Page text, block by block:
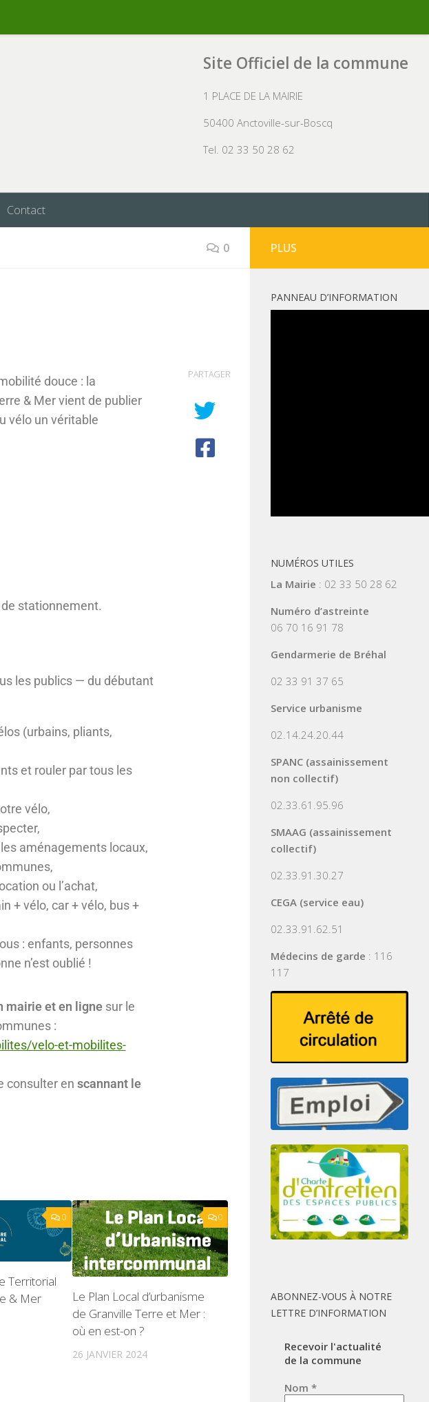
Site Officiel de la commune
1 PLACE DE LA MAIRIE
50400 Anctoville-sur-Boscq
Tel. 02 33 50 28 62
Contact
0
douce : la
& Mer vient de publier
vélo un véritable
stationnement.
les publics — du débutant
(urbains, pliants,
et rouler par tous les
vélo,
aménagements locaux,
ou l’achat,
+ vélo, car + vélo, bus +
: enfants, personnes
n’est oublié !
mairie et en ligne sur le
:
velo-et-mobilites-
consulter en scannant le
PARTAGER
0
Territorial
& Mer
0
Le Plan Local d’urbanisme
de Granville Terre et Mer :
où en est-on ?
26 JANVIER 2024
PLUS
PANNEAU D’INFORMATION
NUMÉROS UTILES
La Mairie : 02 33 50 28 62
Numéro d’astreinte
06 70 16 91 78
Gendarmerie de Bréhal
02 33 91 37 65
Service urbanisme
02.14.24.20.44
SPANC (assainissement
non collectif)
02.33.61.95.96
SMAAG (assainissement
collectif)
02.33.91.30.27
CEGA (service eau)
02.33.91.62.51
Médecins de garde : 116
117
ABONNEZ-VOUS À NOTRE
LETTRE D’INFORMATION
Recevoir l'actualité
de la commune
Nom *